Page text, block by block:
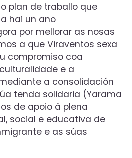
plan de traballo que
hai un ano
por mellorar as nosas
a que Viraventos sexa
compromiso coa
e a
a consolidación
tenda solidaria (Yarama
de apoio á plena
social e educativa de
e as súas